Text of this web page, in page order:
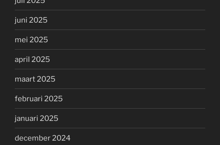
juni 2025
mei 2025
april 2025
maart 2025
februari 2025
januari 2025
december 2024